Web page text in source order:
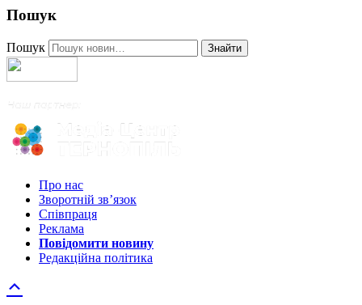
Пошук
Пошук Знайти
Про нас
Зворотній зв’язок
Співпраця
Реклама
Повідомити новину
Редакційна політика